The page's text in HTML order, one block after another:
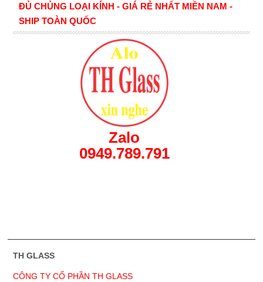
ĐỦ CHỦNG LOẠI KÍNH - GIÁ RẺ NHẤT MIỀN NAM -
SHIP TOÀN QUỐC
Zalo
0949.789.791
TH GLASS
CÔNG TY CỔ PHẦN TH GLASS